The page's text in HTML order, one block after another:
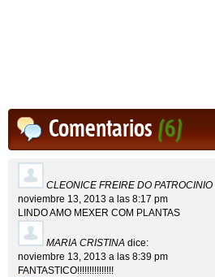
Comentarios(6)
CLEONICE FREIRE DO PATROCINIO
noviembre 13, 2013 a las 8:17 pm
LINDO AMO MEXER COM PLANTAS
MARIA CRISTINA dice:
noviembre 13, 2013 a las 8:39 pm
FANTASTICO!!!!!!!!!!!!!!!